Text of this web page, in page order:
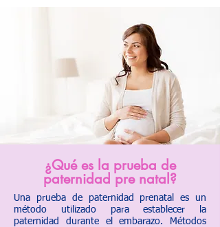
¿Qué es la prueba de
paternidad pre natal?
Una prueba de paternidad prenatal es un
método utilizado para establecer la
paternidad durante el embarazo. Métodos